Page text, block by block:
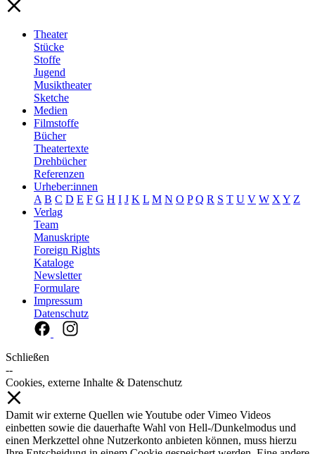
Theater
Stücke
Stoffe
Jugend
Musiktheater
Sketche
Medien
Filmstoffe
Bücher
Theatertexte
Drehbücher
Referenzen
Urheber:innen
A B C D E F G H I J K L M N O P Q R S T U V W X Y Z
Verlag
Team
Manuskripte
Foreign Rights
Kataloge
Newsletter
Formulare
Impressum
Datenschutz
Schließen
--
Cookies, externe Inhalte & Datenschutz
Damit wir externe Quellen wie Youtube oder Vimeo Videos
einbetten sowie die dauerhafte Wahl von Hell-/Dunkelmodus und
einen Merkzettel ohne Nutzerkonto anbieten können, muss hierzu